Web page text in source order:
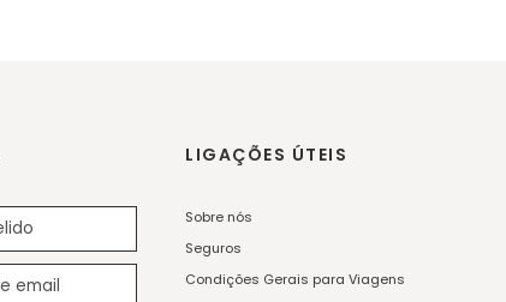
LIGAÇÕES ÚTEIS
Sobre nós
Seguros
Condições Gerais para Viagens